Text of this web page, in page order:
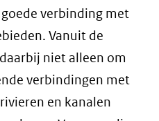
verbinding met
Vanuit de
niet alleen om
verbindingen met
en kanalen